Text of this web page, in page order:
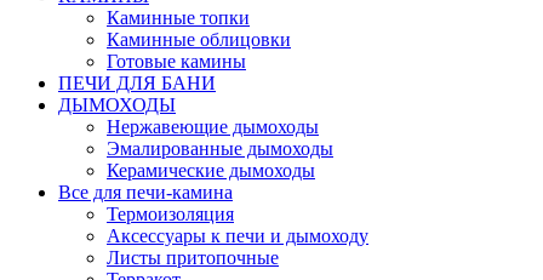
Каминные топки
Каминные облицовки
Готовые камины
ПЕЧИ ДЛЯ БАНИ
ДЫМОХОДЫ
Нержавеющие дымоходы
Эмалированные дымоходы
Керамические дымоходы
Все для печи-камина
Термоизоляция
Аксессуары к печи и дымоходу
Листы притопочные